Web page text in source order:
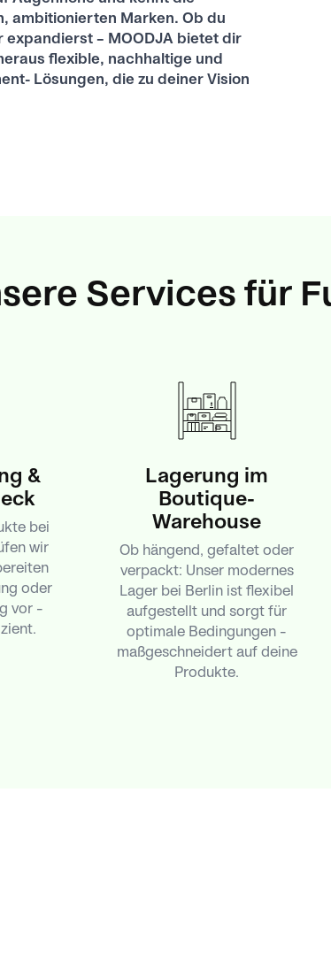
ambitionierten Marken. Ob du
– MOODJA bietet dir
flexible, nachhaltige und
Lösungen, die zu deiner Vision
Services für
&
bei
wir
oder
vor –
Lagerung im
Boutique-
Warehouse
Ob hängend, gefaltet oder
verpackt: Unser modernes
Lager bei Berlin ist flexibel
aufgestellt und sorgt für
optimale Bedingungen –
maßgeschneidert auf deine
Produkte.